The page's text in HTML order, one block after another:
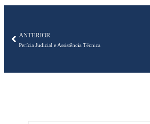
ANTERIOR
Perícia Judicial e Assistência Técnica